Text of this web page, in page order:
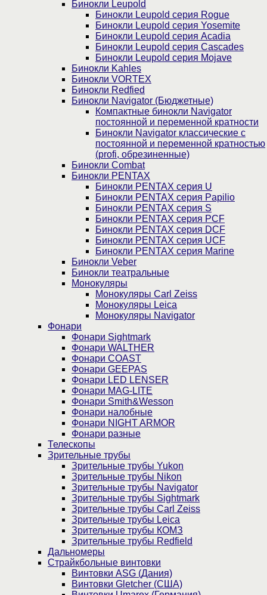
Бинокли Leupold
Бинокли Leupold серия Rogue
Бинокли Leupold серия Yosemite
Бинокли Leupold серия Acadia
Бинокли Leupold серия Cascades
Бинокли Leupold серия Mojave
Бинокли Kahles
Бинокли VORTEX
Бинокли Redfied
Бинокли Navigator (Бюджетные)
Компактные бинокли Navigator
постоянной и переменной кратности
Бинокли Navigator классические с
постоянной и переменной кратностью
(profi, обрезиненные)
Бинокли Combat
Бинокли PENTAX
Бинокли PENTAX серия U
Бинокли PENTAX серия Papilio
Бинокли PENTAX серия S
Бинокли PENTAX серия PCF
Бинокли PENTAX серия DCF
Бинокли PENTAX серия UCF
Бинокли PENTAX серия Marine
Бинокли Veber
Бинокли театральные
Монокуляры
Монокуляры Carl Zeiss
Монокуляры Leica
Монокуляры Navigator
Фонари
Фонари Sightmark
Фонари WALTHER
Фонари COAST
Фонари GEEPAS
Фонари LED LENSER
Фонари MAG-LITE
Фонари Smith&Wesson
Фонари налобные
Фонари NIGHT ARMOR
Фонари разные
Телескопы
Зрительные трубы
Зрительные трубы Yukon
Зрительные трубы Nikon
Зрительные трубы Navigator
Зрительные трубы Sightmark
Зрительные трубы Carl Zeiss
Зрительные трубы Leica
Зрительные трубы КОМЗ
Зрительные трубы Redfield
Дальномеры
Страйкбольные винтовки
Винтовки ASG (Дания)
Винтовки Gletcher (США)